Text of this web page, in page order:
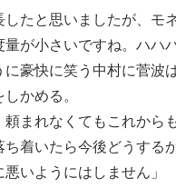
したと思いましたが、モ
が小さいですね。ハハハ
に豪快に笑う中村に菅波
かめる。
頼まれなくてもこれから
ち着いたら今後どうする
いようにはしません」